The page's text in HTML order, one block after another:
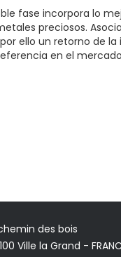
fase incorpora lo
preciosos.
por ello un retorno de
en el
des bois
Ville la Grand -